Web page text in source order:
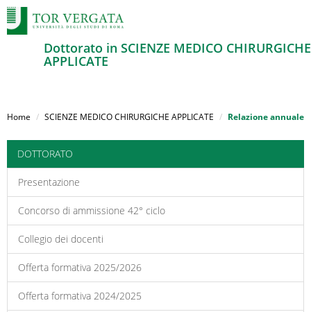
al
principale
Dottorato in SCIENZE MEDICO CHIRURGICHE
APPLICATE
Home SCIENZE MEDICO CHIRURGICHE APPLICATE Relazione annuale
DOTTORATO
Presentazione
Concorso di ammissione 42° ciclo
Collegio dei docenti
Offerta formativa 2025/2026
Offerta formativa 2024/2025